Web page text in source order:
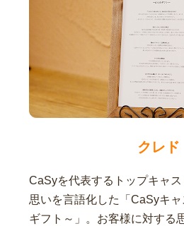
クレド
CaSyを代表するトップキャ
思いを言語化した「CaSyキ
ギフト～」。お客様に対する